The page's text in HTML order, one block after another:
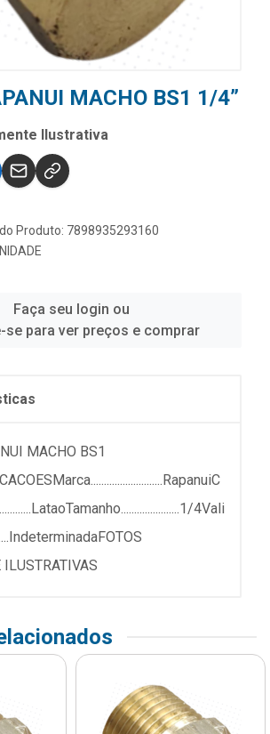
MACHO BS1 1/4”
Ilustrativa
Produto: 7898935293160
Faça seu login ou
se para ver preços e comprar
MACHO BS1
4Vali